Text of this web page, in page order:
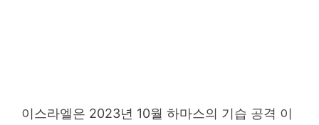
이스라엘은 2023년 10월 하마스의 기습 공격 이